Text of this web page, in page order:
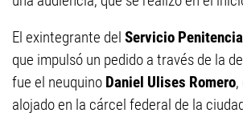
El exintegrante del Servicio
que impulsó un pedido a través de la
fue el neuquino Daniel Ulises Romero
alojado en la cárcel federal de la